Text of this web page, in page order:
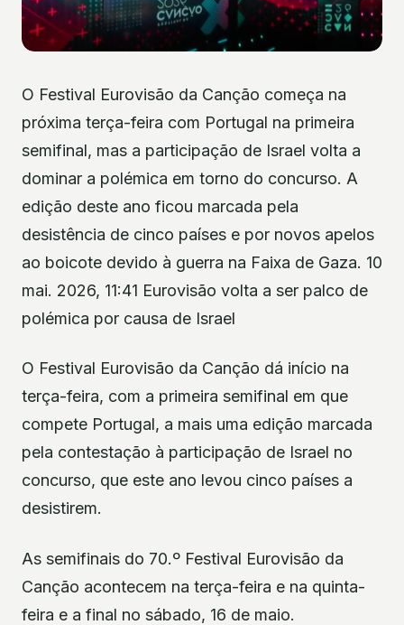
O Festival Eurovisão da Canção começa na
próxima terça-feira com Portugal na primeira
semifinal, mas a participação de Israel volta a
dominar a polémica em torno do concurso. A
edição deste ano ficou marcada pela
desistência de cinco países e por novos apelos
ao boicote devido à guerra na Faixa de Gaza. 10
mai. 2026, 11:41 Eurovisão volta a ser palco de
polémica por causa de Israel
O Festival Eurovisão da Canção dá início na
terça-feira, com a primeira semifinal em que
compete Portugal, a mais uma edição marcada
pela contestação à participação de Israel no
concurso, que este ano levou cinco países a
desistirem.
As semifinais do 70.º Festival Eurovisão da
Canção acontecem na terça-feira e na quinta-
feira e a final no sábado, 16 de maio.